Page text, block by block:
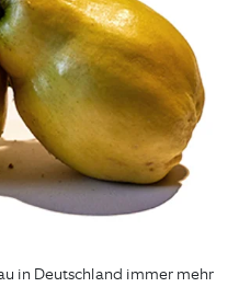
in Deutschland immer mehr